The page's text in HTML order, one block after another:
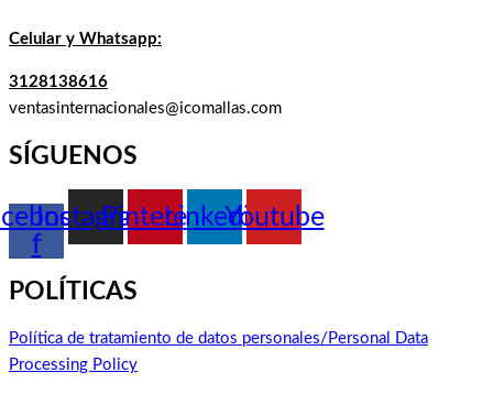
Celular y Whatsapp:
3128138616
ventasinternacionales@icomallas.com
SÍGUENOS
f
InstagramPinterestLinkedinYoutube
POLÍTICAS
Política de tratamiento de datos personales/Personal Data
Processing Policy